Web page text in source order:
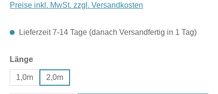
Preise inkl. MwSt. zzgl. Versandkosten
Lieferzeit 7-14 Tage (danach Versandfertig in 1 Tag)
Längeauswählen
1,0m 2,0m